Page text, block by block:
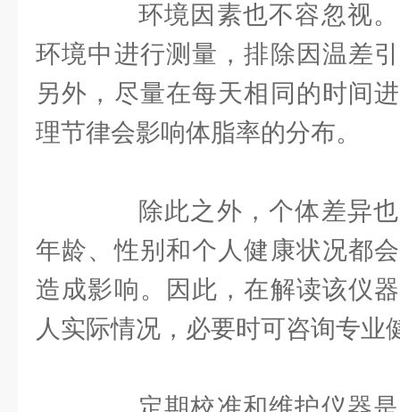
环境因素也不容忽视。
环境中进行测量，排除因温差
另外，尽量在每天相同的时间
理节律会影响体脂率的分布。
除此之外，个体差异也
年龄、性别和个人健康状况都
造成影响。因此，在解读该仪
人实际情况，必要时可咨询专业